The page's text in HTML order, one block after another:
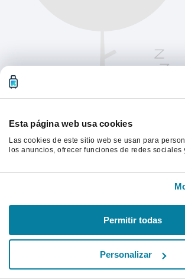
Esta página web usa cookies
Las cookies de este sitio web se usan para
los anuncios, ofrecer funciones de redes sociales
proporcionado o que hayan recopilado a partir
Permitir todas
Personalizar
Actualiza la página para
Actualizar